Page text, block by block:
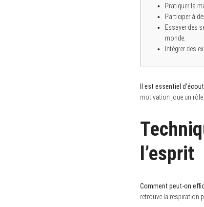
Pratiquer la
Participer à
Essayer des
monde.
Intégrer des
Il est essentiel
motivation joue un rôle
l’esprit
Comment peut-on
retrouve la respiration